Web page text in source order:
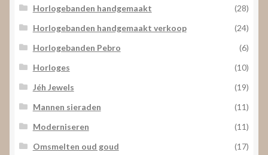
Horlogebanden handgemaakt
(28)
Horlogebanden handgemaakt verkoop
(24)
Horlogebanden Pebro
(6)
Horloges
(10)
Jéh Jewels
(19)
Mannen sieraden
(11)
Moderniseren
(11)
Omsmelten oud goud
(17)